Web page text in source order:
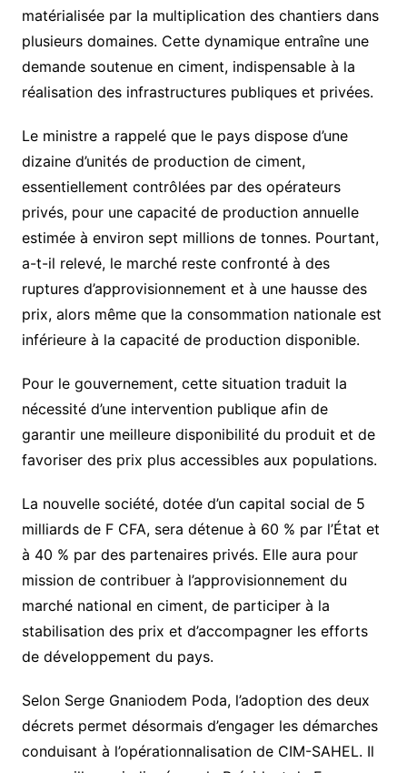
matérialisée par la multiplication des chantiers dans
plusieurs domaines. Cette dynamique entraîne une
demande soutenue en ciment, indispensable à la
réalisation des infrastructures publiques et privées.
Le ministre a rappelé que le pays dispose d’une
dizaine d’unités de production de ciment,
essentiellement contrôlées par des opérateurs
privés, pour une capacité de production annuelle
estimée à environ sept millions de tonnes. Pourtant,
a-t-il relevé, le marché reste confronté à des
ruptures d’approvisionnement et à une hausse des
prix, alors même que la consommation nationale est
inférieure à la capacité de production disponible.
Pour le gouvernement, cette situation traduit la
nécessité d’une intervention publique afin de
garantir une meilleure disponibilité du produit et de
favoriser des prix plus accessibles aux populations.
La nouvelle société, dotée d’un capital social de 5
milliards de F CFA, sera détenue à 60 % par l’État et
à 40 % par des partenaires privés. Elle aura pour
mission de contribuer à l’approvisionnement du
marché national en ciment, de participer à la
stabilisation des prix et d’accompagner les efforts
de développement du pays.
Selon Serge Gnaniodem Poda, l’adoption des deux
décrets permet désormais d’engager les démarches
conduisant à l’opérationnalisation de CIM-SAHEL. Il